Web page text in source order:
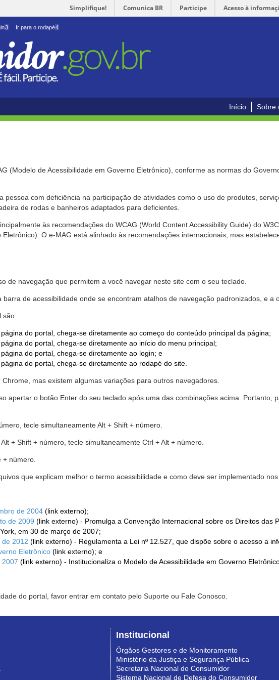
Simplifique! Comunica BR Participe Acesso à
3 Ir para o rodapé4
Início Sobre
(Modelo de Acessibilidade em Governo Eletrônico), conforme as normas do
pessoa com deficiência na participação de atividades como o uso de produtos,
de rodas e banheiros adaptados para deficientes.
às recomendações do WCAG (World Content Accessibility Guide) do
O e-MAG está alinhado às recomendações internacionais, mas
de navegação que permitem a você navegar neste site com o seu teclado.
de acessibilidade onde se encontram atalhos de navegação padronizados, e a
são:
do portal, chega-se diretamente ao começo do conteúdo principal da página;
do portal, chega-se diretamente ao início do menu principal;
do portal, chega-se diretamente ao login; e
do portal, chega-se diretamente ao rodapé do site.
mas existem algumas variações para outros navegadores.
apertar o botão Enter do seu teclado após uma das combinações acima. Portanto,
tecle simultaneamente Alt + Shift + número.
+ Shift + número, tecle simultaneamente Ctrl + Alt + número.
+ número.
que explicam melhor o termo acessibilidade e como deve ser implementado
de 2004 (link externo);
de 2009 (link externo) - Promulga a Convenção Internacional sobre os Direitos das
em 30 de março de 2007;
de 2012 (link externo) - Regulamenta a Lei nº 12.527, que dispõe sobre o acesso a
Eletrônico (link externo); e
2007 (link externo) - Institucionaliza o Modelo de Acessibilidade em Governo
do portal, favor entrar em contato pelo Suporte ou Fale Conosco.
Institucional
Órgãos Gestores e de Monitoramento
Ministério da Justiça e Segurança Pública
Secretaria Nacional do Consumidor
Sistema Nacional de Defesa do Consumidor